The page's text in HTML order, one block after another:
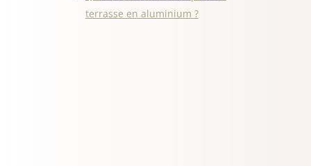
terrasse en aluminium ?